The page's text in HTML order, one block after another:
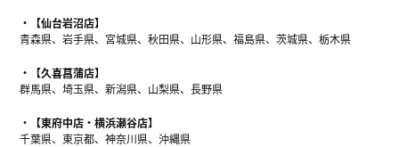
【仙台岩沼店】
青森県、岩手県、宮城県、秋田県、山形県、福島県、茨城県、栃木県
【久喜菖蒲店】
群馬県、埼玉県、新潟県、山梨県、長野県
【東府中店・横浜瀬谷店】
千葉県、東京都、神奈川県、沖縄県